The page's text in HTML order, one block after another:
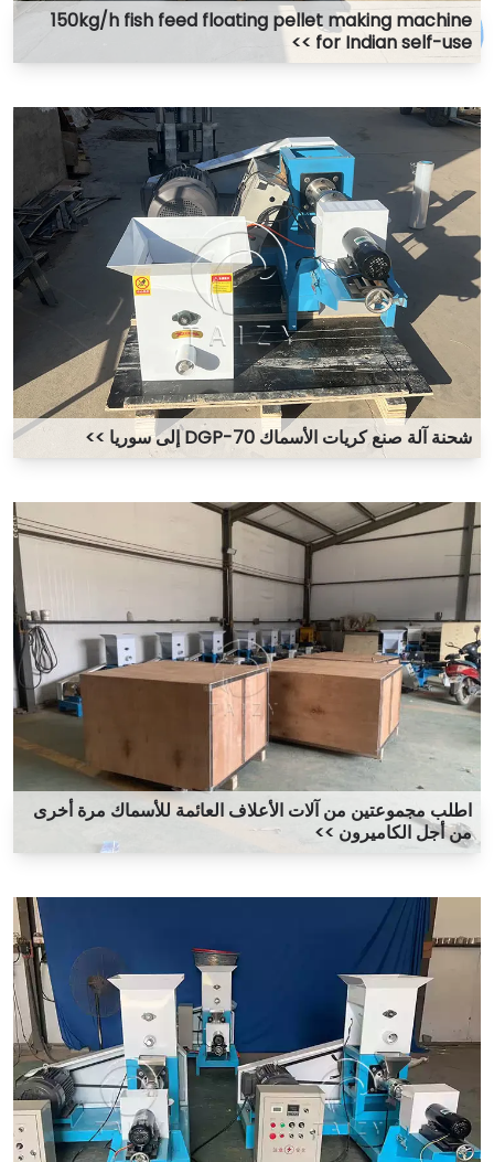
150kg/h fish feed floating pellet making machine
for Indian self-use >>
شحنة آلة صنع كريات الأسماك DGP-70 إلى سوريا >>
اطلب مجموعتين من آلات الأعلاف العائمة للأسماك مرة أخرى
من أجل الكاميرون >>